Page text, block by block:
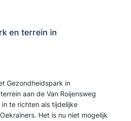
en terrein in
Gezondheidspark in
aan de Van Roijensweg
te richten als tijdelijke
Het is nu niet mogelijk